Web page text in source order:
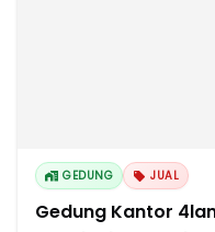
GEDUNG JUAL
Gedung Kantor